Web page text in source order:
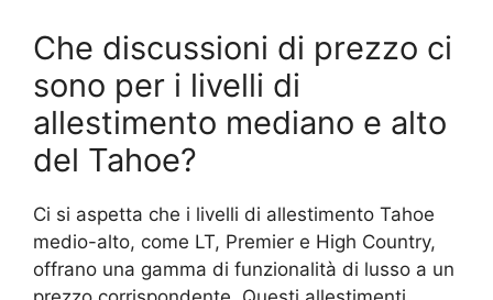
Che discussioni di prezzo ci
sono per i livelli di
allestimento mediano e alto
del Tahoe?
Ci si aspetta che i livelli di allestimento Tahoe
medio-alto, come LT, Premier e High Country,
offrano una gamma di funzionalità di lusso a un